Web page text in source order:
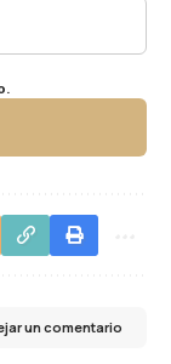
un comentario